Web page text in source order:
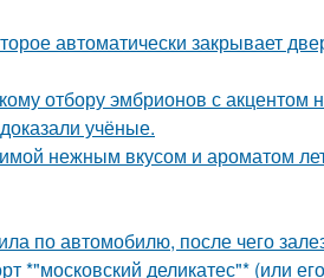
автоматически закрывает
отбору эмбрионов с акцентом
учёные.
нежным вкусом и ароматом
по автомобилю, после чего
деликатес"* (или